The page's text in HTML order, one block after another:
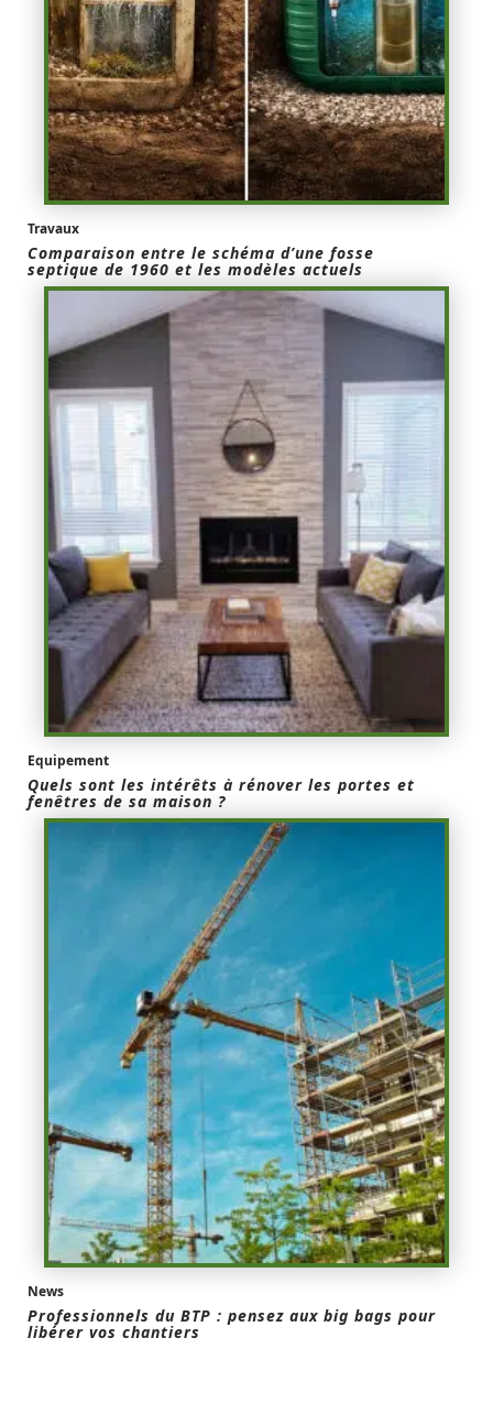
Travaux
Comparaison entre le schéma d’une fosse
septique de 1960 et les modèles actuels
Equipement
Quels sont les intérêts à rénover les portes et
fenêtres de sa maison ?
News
Professionnels du BTP : pensez aux big bags pour
libérer vos chantiers